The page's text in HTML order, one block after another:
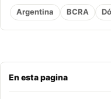
En esta pagina
Argentina BCRA